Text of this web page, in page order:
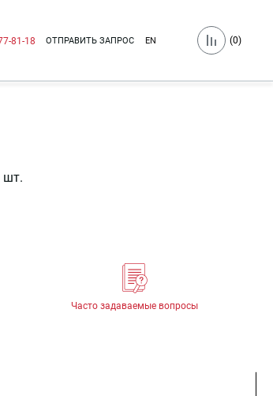
81-18 ОТПРАВИТЬ ЗАПРОС EN (0)
шт.
Часто задаваемые вопросы